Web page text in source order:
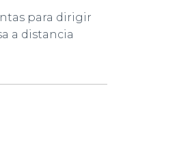
para dirigir
a distancia